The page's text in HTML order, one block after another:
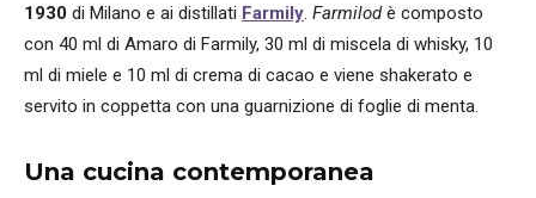
1930 di Milano e ai distillati Farmily. Farmilodè composto
con 40 ml di Amaro di Farmily, 30 ml di miscela di whisky, 10
ml di miele e 10 ml di crema di cacao e viene shakerato e
servito in coppetta con una guarnizione di foglie di menta.
Una cucina contemporanea